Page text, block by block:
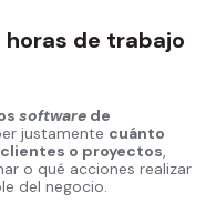
de trabajo
software de
justamente cuánto
o proyectos
o qué acciones realizar
del negocio.